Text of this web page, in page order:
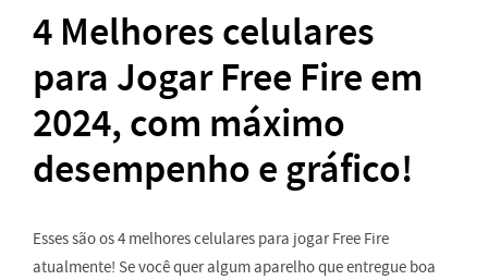
4 Melhores celulares
para Jogar Free Fire em
2024, com máximo
desempenho e gráfico!
Esses são os 4 melhores celulares para jogar Free Fire
atualmente! Se você quer algum aparelho que entregue boa